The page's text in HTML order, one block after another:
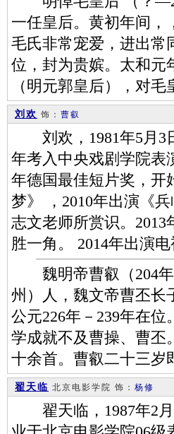
一任皇后。黄初年间，
毛氏非常宠爱，进出常
位，封为贵嫔。太和元
（明元郭皇后），对
刘欢 饰： 曹叡
刘欢，1981年5月3
年考入中央戏剧学院表
年德国最佳短片奖，开
梦》 ，2010年出演《
志文老师所赏识。
胜一角。 2014年出演
魏明帝曹叡（204年
州）人，魏文帝曹丕长
公元226年－239年在
学成就不及曹操、曹丕
十余首。曹叡二十三
翟天临 北京电影学院 饰： 杨修
翟天临，1987年2月